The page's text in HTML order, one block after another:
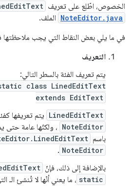
الخصوص، اطّلِع على تعريف
NoteEditor.java الملف.
في ما يلي بعض النقاط التي يجب ملاحظتها
التعريف
يتم تعريف الفئة بالسطر التالي:
class LinedEditText
extends EditText
LinedEditText يتم تعريفها
NoteEditor ، ولكنّها عامة حتى
باسم
NoteEditor
.
بالإضافة إلى ذلك، فإنّ
static ، ما يعني أنّها لا تُنشئ الـ